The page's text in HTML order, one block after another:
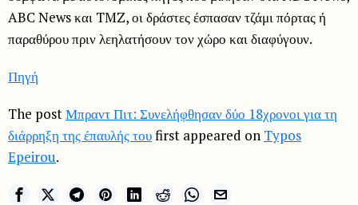
ABC News και TMZ, οι δράστες έσπασαν τζάμι πόρτας ή
παραθύρου πριν λεηλατήσουν τον χώρο και διαφύγουν.
Πηγή
The postΜπραντ Πιτ: Συνελήφθησαν δύο 18χρονοι για τη
διάρρηξη της έπαυλής τουfirst appeared on Typos
Epeirou.